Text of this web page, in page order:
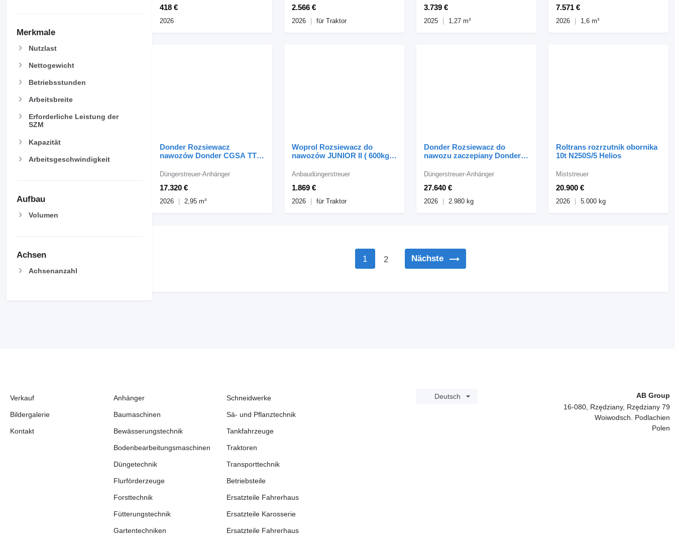
Merkmale
Nutzlast
Nettogewicht
Betriebsstunden
Arbeitsbreite
Erforderliche Leistung der
SZM
Kapazität
Arbeitsgeschwindigkeit
Aufbau
Volumen
Achsen
Achsenanzahl
418 €
2026
2.566 €
2026 für Traktor
3.739 €
2025 1,27 m³
7.571 €
2026 1,6 m³
Donder Rozsiewacz
nawozów Donder CGSA TT
ciągane
17.320 €
Düngerstreuer-Anhänger
2026 2,95 m³
Woprol Rozsiewacz do
nawozów JUNIOR II ( 600kg,
1.869 €
Anbaudüngerstreuer
2026 für Traktor
Donder Rozsiewacz do
nawozu zaczepiany Donder
27.640 €
Düngerstreuer-Anhänger
2026 2.980 kg
Roltrans rozrzutnik obornika
10t N250S/5 Helios
20.900 €
Miststreuer
2026 5.000 kg
1 2 Nächste
Verkauf
Bildergalerie
Kontakt
Deutsch
AB Group
16-080, Rzędziany, Rzędziany 79
Woiwodsch. Podlachien
Polen
Anhänger
Baumaschinen
Bewässerungstechnik
Bodenbearbeitungsmaschinen
Düngetechnik
Flurförderzeuge
Forsttechnik
Fütterungstechnik
Gartentechniken
Schneidwerke
Sä- und Pflanztechnik
Tankfahrzeuge
Traktoren
Transporttechnik
Betriebsteile
Ersatzteile Fahrerhaus
Ersatzteile Karosserie
Ersatzteile Fahrerhaus